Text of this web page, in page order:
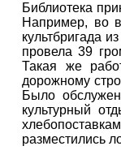
Библиотека
Например, во
культбригада
провела 39
Такая же
дорожному
Было
культурный
разместились